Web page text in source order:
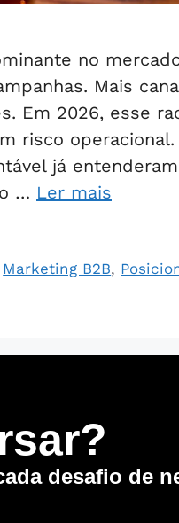
no
Mais
Em 2026, esse
risco
já
… Ler mais
Marketing B2B,
desafio de